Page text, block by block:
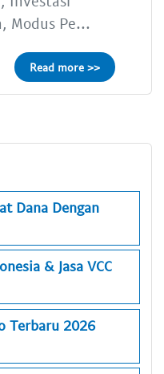
Modus Pe...
Read more >>
Dana Dengan
& Jasa VCC
Terbaru 2026